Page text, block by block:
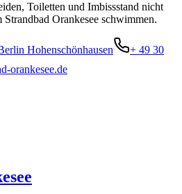
Toiletten und Imbissstand nicht
Orankesee schwimmen.
Hohenschönhausen
+ 49 30
orankesee.de